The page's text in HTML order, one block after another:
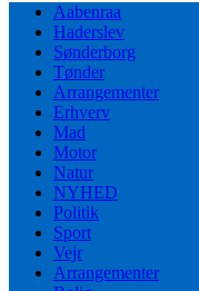
Aabenraa
Haderslev
Sønderborg
Tønder
Arrangementer
Erhverv
Mad
Motor
Natur
NYHED
Politik
Sport
Vejr
Arrangementer